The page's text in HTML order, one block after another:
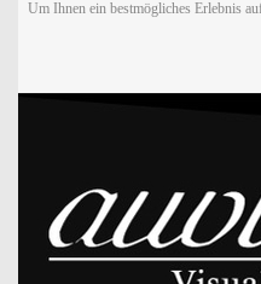
Um Ihnen ein bestmögliches Erlebnis